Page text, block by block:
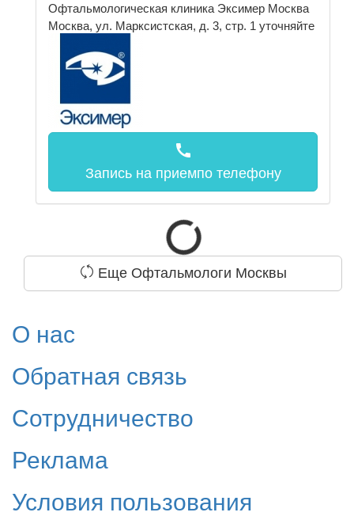
Офтальмологическая клиника Эксимер Москва
Москва, ул. Марксистская, д. 3, стр. 1 уточняйте
call
Запись на приемпо телефону
Еще Офтальмологи Москвы
О нас
Обратная связь
Сотрудничество
Реклама
Условия пользования